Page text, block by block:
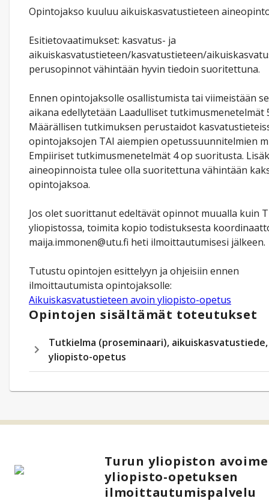
Opintojakso kuuluu aikuiskasvatustieteen
Esitietovaatimukset: kasvatus- ja
aikuiskasvatustieteen/kasvatustieteen/
perusopinnot vähintään hyvin tiedoin suoritettuna.
Ennen opintojaksolle osallistumista tai viimeistään
aikana edellytetään Laadulliset tutkimusmenetelmät
Määrällisen tutkimuksen perustaidot
opintojaksojen TAI aiempien opetussuunnitelmien
Empiiriset tutkimusmenetelmät 4 op suoritusta.
aineopinnoista tulee olla suoritettuna vähintään
opintojaksoa.
Jos olet suorittanut edeltävät opinnot muualla kuin
yliopistossa, toimita kopio todistuksesta
maija.immonen@utu.fi heti ilmoittautumisesi jälkeen.
Tutustu opintojen esittelyyn ja ohjeisiin ennen
ilmoittautumista opintojaksolle:
Aikuiskasvatustieteen avoin yliopisto-opetus
Opintojen sisältämät toteutukset
Tutkielma (proseminaari),
yliopisto-opetus
Turun yliopiston
yliopisto-opetuksen
ilmoittautumispalvelu